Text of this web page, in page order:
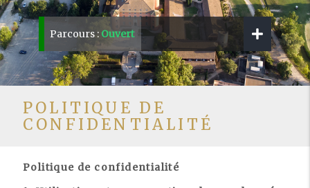
Parcours : Ouvert
POLITIQUE DE
CONFIDENTIALITÉ
Politique de confidentialité